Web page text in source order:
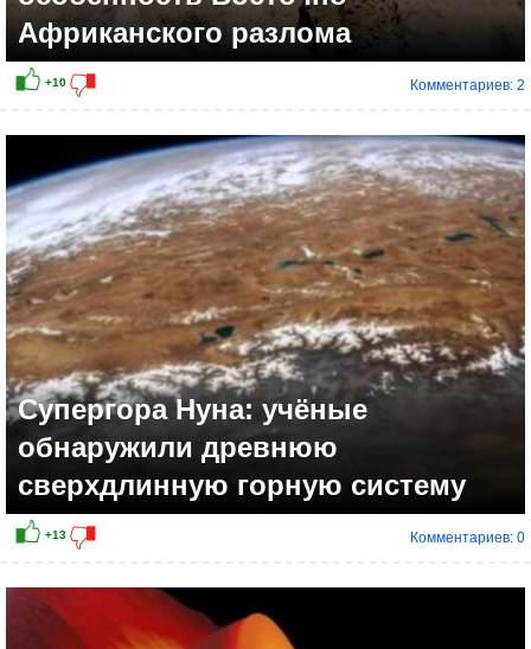
+14
Африканского разлома
Комментариев: 2
Супергора Нуна: учёные
обнаружили древнюю
сверхдлинную горную систему
Комментариев: 0